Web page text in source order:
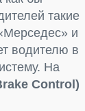
такие
и
водителю в
На
Control)